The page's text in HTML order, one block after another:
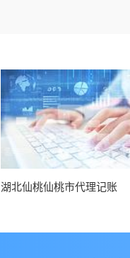
湖北仙桃仙桃市代理记账